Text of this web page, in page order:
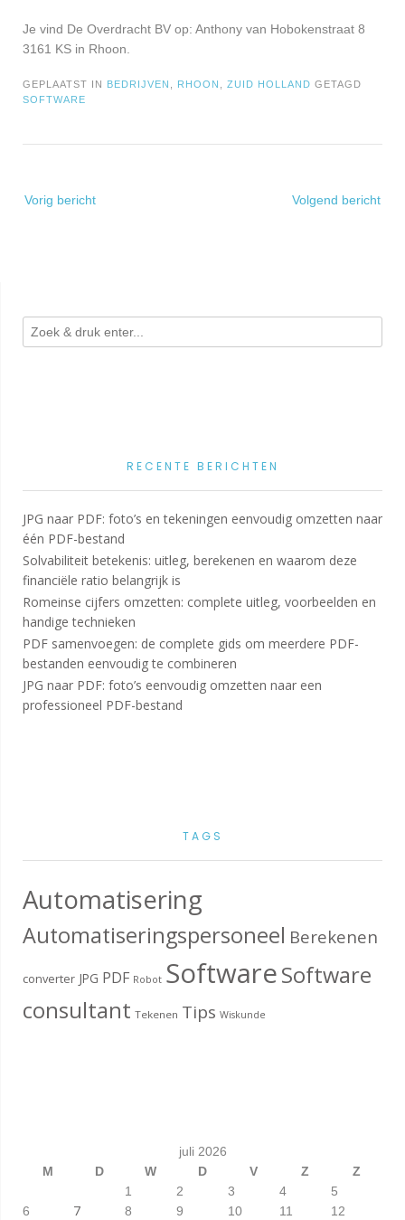
Je vind De Overdracht BV op: Anthony van Hobokenstraat 8
3161 KS in Rhoon.
GEPLAATST IN BEDRIJVEN RHOON ZUID HOLLAND GETAGD
SOFTWARE
navigatie
Vorig bericht Volgend bericht
RECENTE BERICHTEN
JPG naar PDF: foto’s en tekeningen eenvoudig omzetten naar
één PDF-bestand
Solvabiliteit betekenis: uitleg, berekenen en waarom deze
financiële ratio belangrijk is
Romeinse cijfers omzetten: complete uitleg, voorbeelden en
handige technieken
PDF samenvoegen: de complete gids om meerdere PDF-
bestanden eenvoudig te combineren
JPG naar PDF: foto’s eenvoudig omzetten naar een
professioneel PDF-bestand
TAGS
Automatisering
Automatiseringspersoneel Berekenen
converter JPG PDF Robot SoftwareSoftware
consultant Tekenen Tips Wiskunde
juli 2026
M
D W D V Z
Z
1
2 3 4
5
6
7 8 9 10 11 12